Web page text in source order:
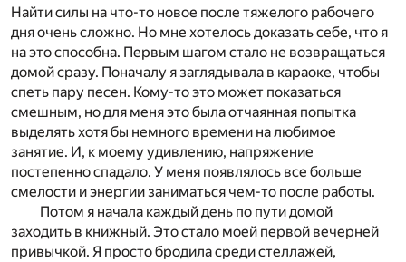
Найти силы на что-то новое после тяжелого рабочего
дня очень сложно. Но мне хотелось доказать себе, что я
на это способна. Первым шагом стало не возвращаться
домой сразу. Поначалу я заглядывала в караоке, чтобы
спеть пару песен. Кому-то это может показаться
смешным, но для меня это была отчаянная попытка
выделять хотя бы немного времени на любимое
занятие. И, к моему удивлению, напряжение
постепенно спадало. У меня появлялось все больше
смелости и энергии заниматься чем-то после работы.
Потом я начала каждый день по пути домой
заходить в книжный. Это стало моей первой вечерней
привычкой. Я просто бродила среди стеллажей,